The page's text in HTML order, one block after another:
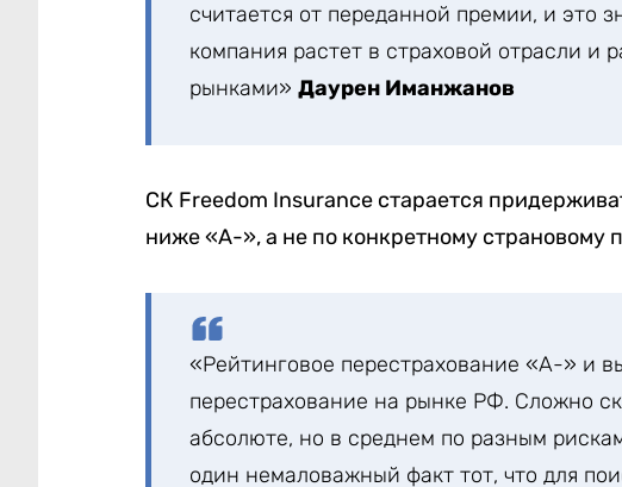
считается от переданной премии, и это
компания растет в страховой отрасли и
рынками» Даурен Иманжанов
СК Freedom Insurance старается
ниже «А-», а не по конкретному страновому
«Рейтинговое перестрахование «А-» и
перестрахование на рынке РФ. Сложно
абсолюте, но в среднем по разным
один немаловажный факт тот, что для